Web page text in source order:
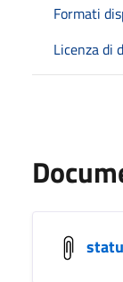
Formati
Licenza di